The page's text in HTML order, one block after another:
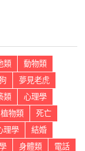
類
動物類
夢見老虎
類
心理學
植物類
死亡
理學
結婚
身體類
電話